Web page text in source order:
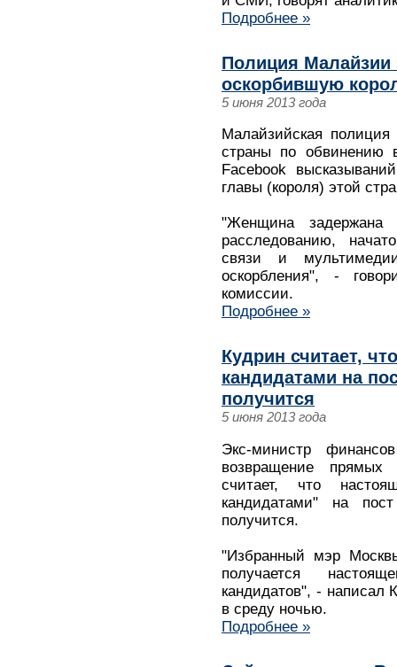
Подробнее »
Полиция Малайзии
оскорбившую
5 июня 2013 года
Малайзийская
страны по обвинению
Facebook
главы (короля) этой
"Женщина
расследованию,
связи и мультимедии
оскорбления", -
комиссии.
Подробнее »
Кудрин считает,
кандидатами на
получится
5 июня 2013 года
Экс-министр
возвращение
считает, что
кандидатами" на пост
получится.
"Избранный мэр
получается
кандидатов", - написал
в среду ночью.
Подробнее »